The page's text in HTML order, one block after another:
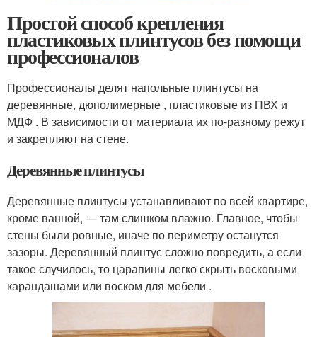
Простой способ крепления
пластиковых плинтусов без помощи
профессионалов
Профессионалы делят напольные плинтусы на
деревянные, дюполимерные , пластиковые из ПВХ и
МДФ . В зависимости от материала их по-разному режут
и закрепляют на стене.
Деревянные плинтусы
Деревянные плинтусы устанавливают по всей квартире,
кроме ванной, — там слишком влажно. Главное, чтобы
стены были ровные, иначе по периметру останутся
зазоры. Деревянный плинтус сложно повредить, а если
такое случилось, то царапины легко скрыть восковыми
карандашами или воском для мебели .